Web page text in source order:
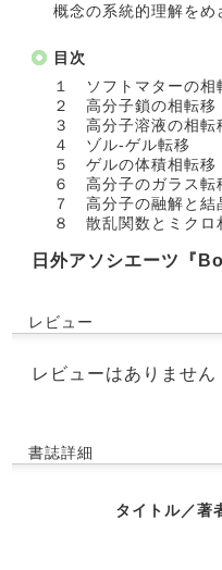
概念の系統的理解をめ
目次
１ ソフトマターの相
２ 高分子鎖の相転移
３ 高分子溶液の相転
４ ゾル‐ゲル転移
５ ゲルの体積相転移
６ 高分子のガラス転
７ 高分子の融解と結
８ 散乱関数とミクロ
日外アソシエーツ『
レビュー
レビューはありません
書誌詳細
タイトル／著